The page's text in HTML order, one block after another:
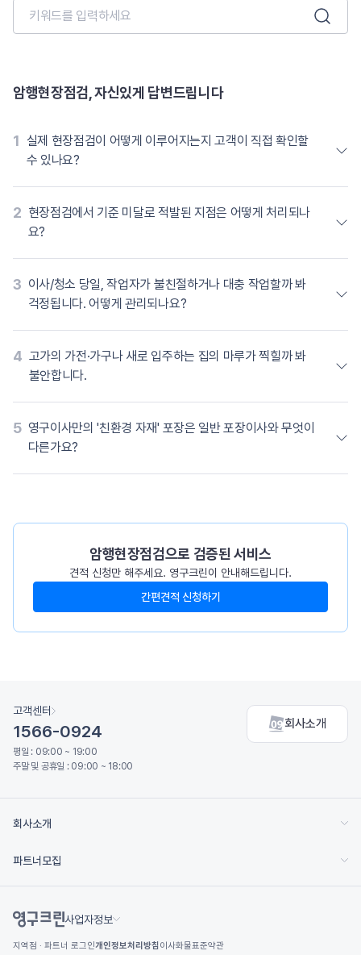
암행현장점검, 자신있게 답변드립니다
1 실제 현장점검이 어떻게 이루어지는지 고객이 직접 확인할
수 있나요?
2 현장점검에서 기준 미달로 적발된 지점은 어떻게 처리되나
요?
3 이사/청소 당일, 작업자가 불친절하거나 대충 작업할까 봐
걱정됩니다. 어떻게 관리되나요?
4 고가의 가전·가구나 새로 입주하는 집의 마루가 찍힐까 봐
불안합니다.
5 영구이사만의 '친환경 자재' 포장은 일반 포장이사와 무엇이
다른가요?
암행현장점검으로 검증된 서비스
견적 신청만 해주세요. 영구크린이 안내해드립니다.
간편견적 신청하기
고객센터
1566-0924
평일 : 09:00 ~ 19:00
주말 및 공휴일 : 09:00 ~ 18:00
회사소개
회사소개
파트너모집
사업자정보
지역점 · 파트너 로그인개인정보처리방침 이사화물표준약관